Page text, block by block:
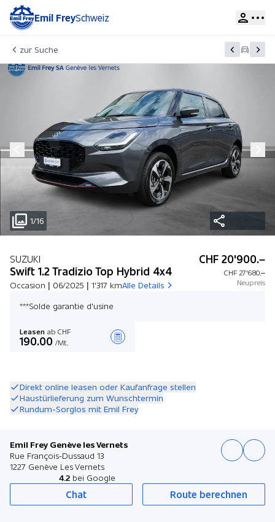
Emil FreySchweiz
zur Suche
1/16
SUZUKI
Swift 1.2 Tradizio Top Hybrid 4x4
Occasion | 06/2025 | 1'317 kmAlle Details
CHF 20'900.–
CHF 27'680.–
Neupreis
***Solde garantie d'usine
Leasen ab CHF
190.00 /Mt.
Direkt online leasen oder Kaufanfrage stellen
Haustürlieferung zum Wunschtermin
Rundum-Sorglos mit Emil Frey
Emil Frey Genève les Vernets
Rue François-Dussaud 13
1227 Genève Les Vernets
4.2 bei Google
Chat Route berechnen